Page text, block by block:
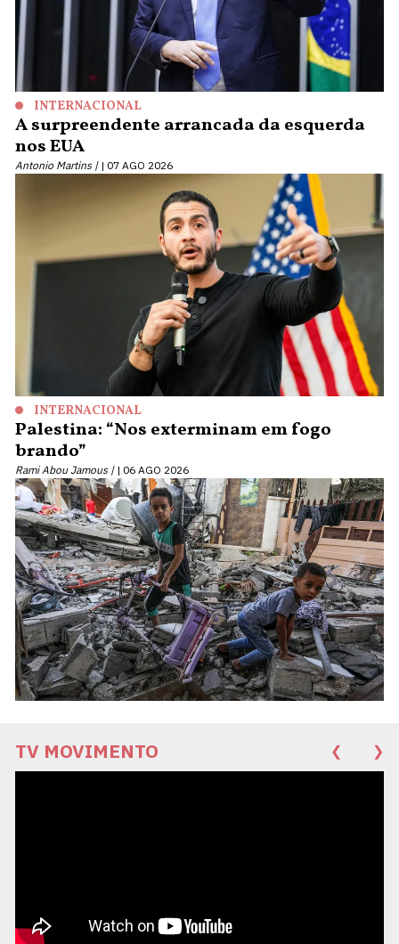
INTERNACIONAL
A surpreendente arrancada da esquerda
nos EUA
Antonio Martins | 07 AGO 2026
INTERNACIONAL
Palestina: “Nos exterminam em fogo
brando”
Rami Abou Jamous | 06 AGO 2026
TV MOVIMENTO ❮ ❯